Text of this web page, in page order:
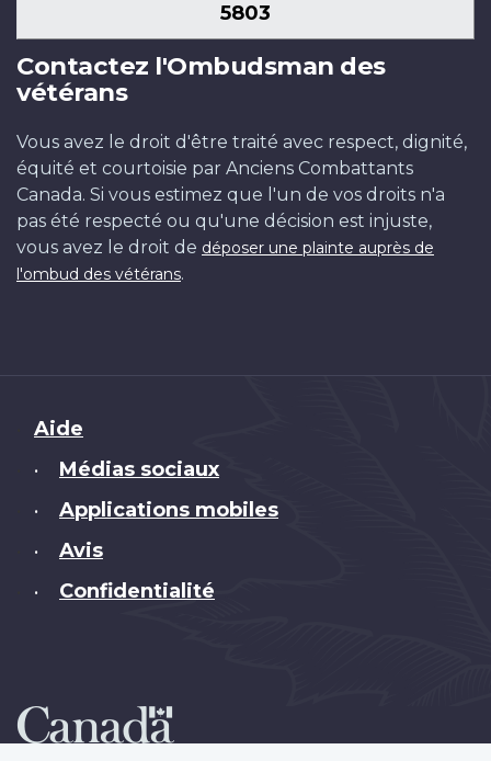
5803
Contactez l'Ombudsman des
vétérans
Vous avez le droit d'être traité avec respect, dignité,
équité et courtoisie par Anciens Combattants
Canada. Si vous estimez que l'un de vos droits n'a
pas été respecté ou qu'une décision est injuste,
vous avez le droit de déposer une plainte auprès de
l'ombud des vétérans.
Brand
Aide
• Médias sociaux
• Applications mobiles
• Avis
• Confidentialité